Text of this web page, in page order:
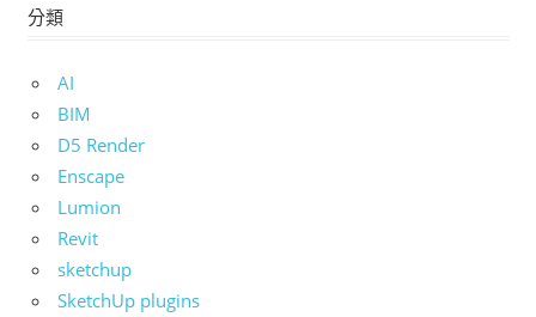
分類
AI
BIM
D5 Render
Enscape
Lumion
Revit
sketchup
SketchUp plugins